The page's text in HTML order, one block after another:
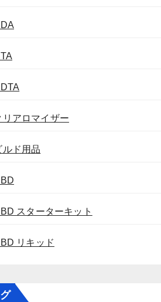
リアロマイザー
ルド用品
スターターキット
リキッド